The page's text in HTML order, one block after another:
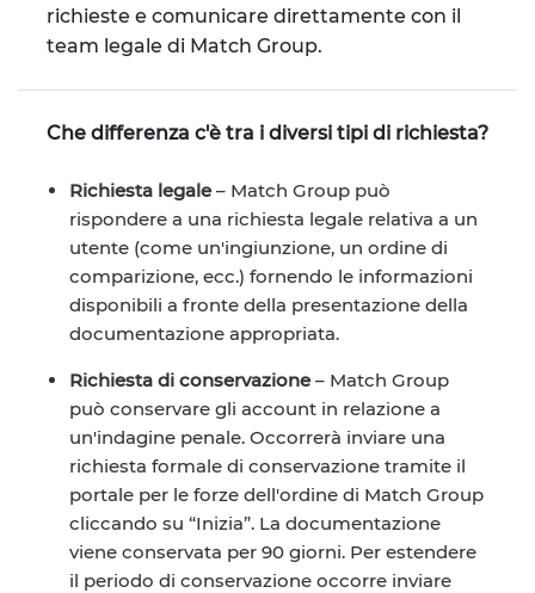
richieste e comunicare direttamente con il
team legale di Match Group.
Che differenza c'è tra i diversi tipi di richiesta?
Richiesta legale– Match Group può
rispondere a una richiesta legale relativa a un
utente (come un'ingiunzione, un ordine di
comparizione, ecc.) fornendo le informazioni
disponibili a fronte della presentazione della
documentazione appropriata.
Richiesta di conservazione– Match Group
può conservare gli account in relazione a
un'indagine penale. Occorrerà inviare una
richiesta formale di conservazione tramite il
portale per le forze dell'ordine di Match Group
cliccando su “Inizia”. La documentazione
viene conservata per 90 giorni. Per estendere
il periodo di conservazione occorre inviare